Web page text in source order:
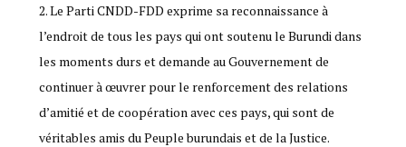
Le Parti CNDD-FDD exprime sa reconnaissance à
l’endroit de tous les pays qui ont soutenu le Burundi dans
les moments durs et demande au Gouvernement de
continuer à œuvrer pour le renforcement des relations
d’amitié et de coopération avec ces pays, qui sont de
véritables amis du Peuple burundais et de la Justice.